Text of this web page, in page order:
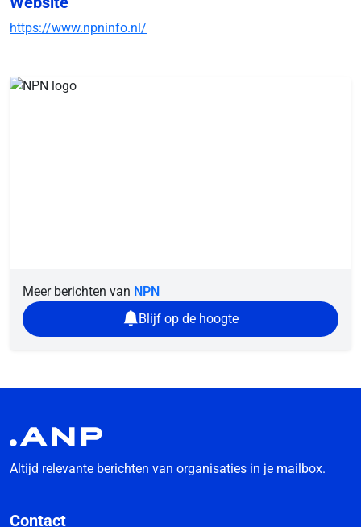
https://www.npninfo.nl/
Meer berichten van NPN
Blijf op de hoogte
Altijd relevante berichten van organisaties in je mailbox.
Contact